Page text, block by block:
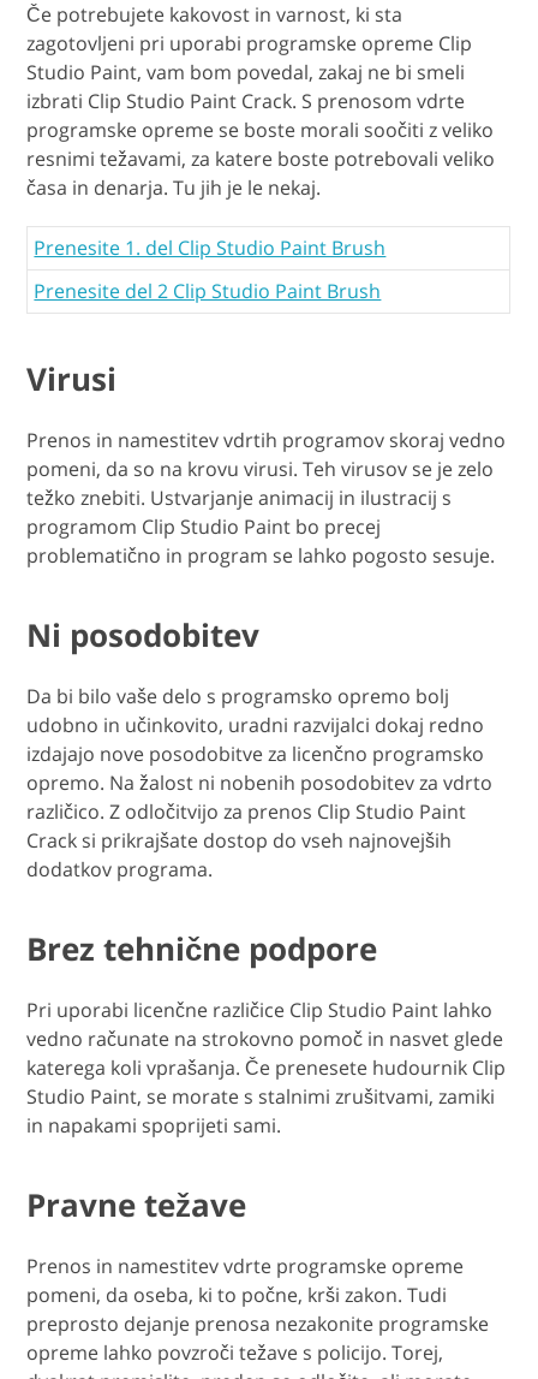
Če potrebujete kakovost in varnost, ki sta
zagotovljeni pri uporabi programske opreme Clip
Studio Paint, vam bom povedal, zakaj ne bi smeli
izbrati Clip Studio Paint Crack. S prenosom vdrte
programske opreme se boste morali soočiti z veliko
resnimi težavami, za katere boste potrebovali veliko
časa in denarja. Tu jih je le nekaj.
Prenesite 1. del Clip Studio Paint Brush
Prenesite del 2 Clip Studio Paint Brush
Virusi
Prenos in namestitev vdrtih programov skoraj vedno
pomeni, da so na krovu virusi. Teh virusov se je zelo
težko znebiti. Ustvarjanje animacij in ilustracij s
programom Clip Studio Paint bo precej
problematično in program se lahko pogosto sesuje.
Ni posodobitev
Da bi bilo vaše delo s programsko opremo bolj
udobno in učinkovito, uradni razvijalci dokaj redno
izdajajo nove posodobitve za licenčno programsko
opremo. Na žalost ni nobenih posodobitev za vdrto
različico. Z odločitvijo za prenos Clip Studio Paint
Crack si prikrajšate dostop do vseh najnovejših
dodatkov programa.
Brez tehnične podpore
Pri uporabi licenčne različice Clip Studio Paint lahko
vedno računate na strokovno pomoč in nasvet glede
katerega koli vprašanja. Če prenesete hudournik Clip
Studio Paint, se morate s stalnimi zrušitvami, zamiki
in napakami spoprijeti sami.
Pravne težave
Prenos in namestitev vdrte programske opreme
pomeni, da oseba, ki to počne, krši zakon. Tudi
preprosto dejanje prenosa nezakonite programske
opreme lahko povzroči težave s policijo. Torej,